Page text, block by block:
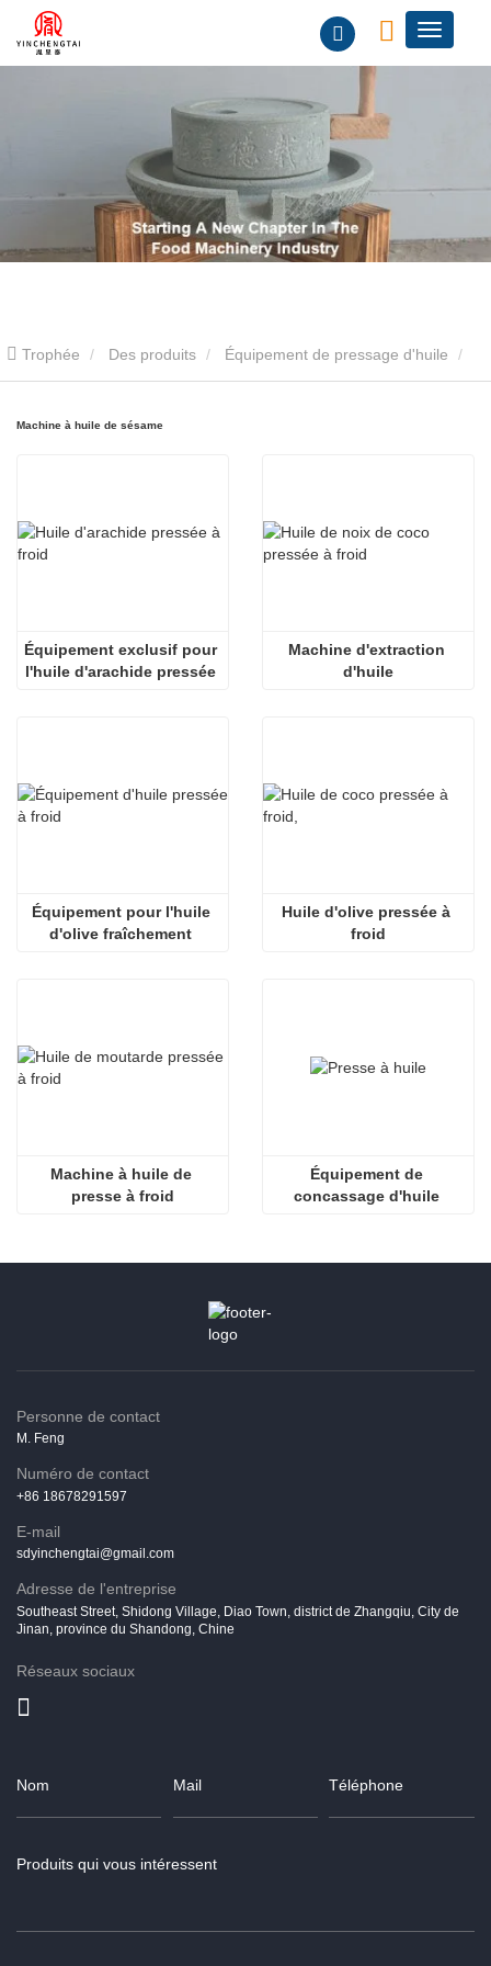
Trophée Des produits Équipement de pressage d'huile
Machine à huile de sésame
Équipement exclusif pour
l'huile d'arachide pressée
Machine d'extraction
d'huile
Équipement pour l'huile
d'olive fraîchement
Huile d'olive pressée à
froid
Machine à huile de
presse à froid
Équipement de
concassage d'huile
Personne de contact
M. Feng
Numéro de contact
+86 18678291597
E-mail
sdyinchengtai@gmail.com
Adresse de l'entreprise
Southeast Street, Shidong Village, Diao Town, district de Zhangqiu, City de
Jinan, province du Shandong, Chine
Réseaux sociaux